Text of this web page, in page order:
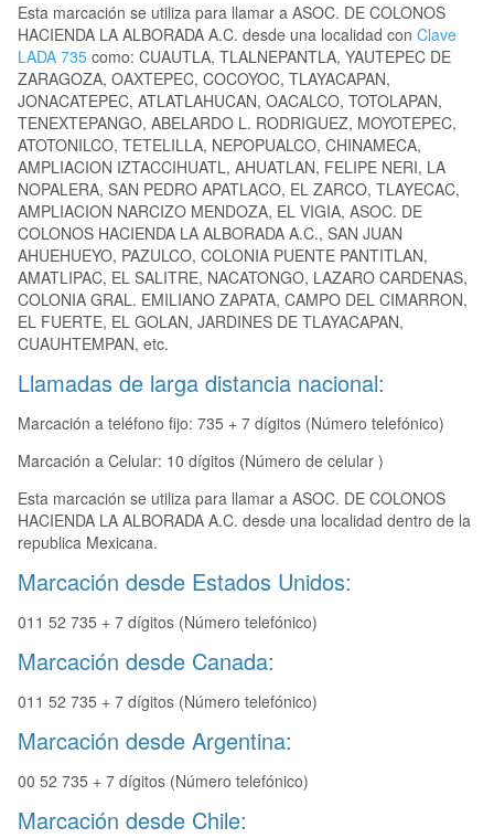
Esta marcación se utiliza para llamar a ASOC. DE COLONOS
HACIENDA LA ALBORADA A.C. desde una localidad con Clave
LADA 735 como: CUAUTLA, TLALNEPANTLA, YAUTEPEC DE
ZARAGOZA, OAXTEPEC, COCOYOC, TLAYACAPAN,
JONACATEPEC, ATLATLAHUCAN, OACALCO, TOTOLAPAN,
TENEXTEPANGO, ABELARDO L. RODRIGUEZ, MOYOTEPEC,
ATOTONILCO, TETELILLA, NEPOPUALCO, CHINAMECA,
AMPLIACION IZTACCIHUATL, AHUATLAN, FELIPE NERI, LA
NOPALERA, SAN PEDRO APATLACO, EL ZARCO, TLAYECAC,
AMPLIACION NARCIZO MENDOZA, EL VIGIA, ASOC. DE
COLONOS HACIENDA LA ALBORADA A.C., SAN JUAN
AHUEHUEYO, PAZULCO, COLONIA PUENTE PANTITLAN,
AMATLIPAC, EL SALITRE, NACATONGO, LAZARO CARDENAS,
COLONIA GRAL. EMILIANO ZAPATA, CAMPO DEL CIMARRON,
EL FUERTE, EL GOLAN, JARDINES DE TLAYACAPAN,
CUAUHTEMPAN, etc.
Llamadas de larga distancia nacional:
Marcación a teléfono fijo: 735 + 7 dígitos (Número telefónico)
Marcación a Celular: 10 dígitos (Número de celular )
Esta marcación se utiliza para llamar a ASOC. DE COLONOS
HACIENDA LA ALBORADA A.C. desde una localidad dentro de la
republica Mexicana.
Marcación desde Estados Unidos:
011 52 735 + 7 dígitos (Número telefónico)
Marcación desde Canada:
011 52 735 + 7 dígitos (Número telefónico)
Marcación desde Argentina:
00 52 735 + 7 dígitos (Número telefónico)
Marcación desde Chile: